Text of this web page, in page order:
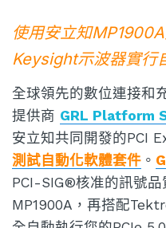
使用安立知
Keysight示波器實行
全球領先的數位連接和
提供商 GRL Platform
安立知共同開發的PCI
測試自動化軟體套件 。
PCI-SIG®核准的訊號品
MP1900A，再搭配